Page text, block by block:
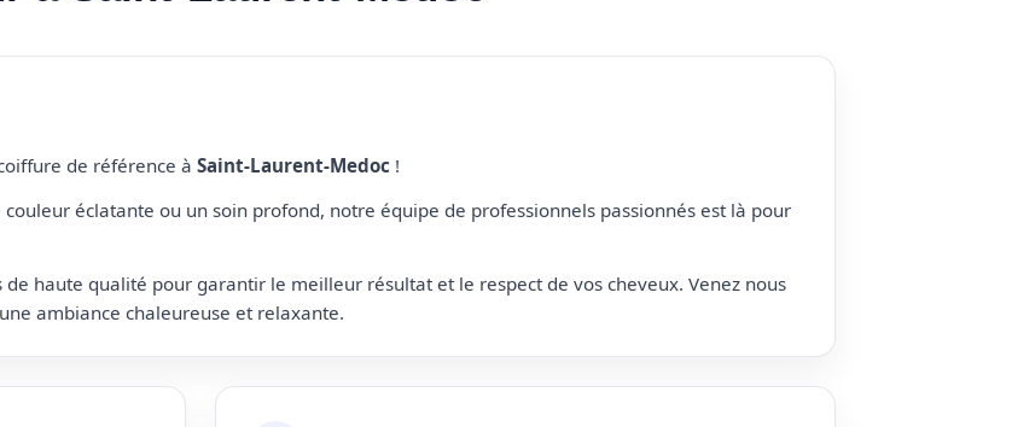
de référence à Saint-Laurent-Medoc !
éclatante ou un soin profond, notre équipe de professionnels passionnés est là pour
haute qualité pour garantir le meilleur résultat et le respect de vos cheveux. Venez nous
ambiance chaleureuse et relaxante.